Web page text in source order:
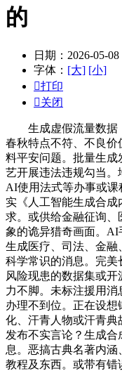
的
日期：2026-05-08
字体： [大] [小]
打印
关闭
生成虚假流量数据
春秋特点不符、不良
料平安问题。批量生
艺开展违法违规勾当
AI使用法式等办事或
实《人工智能生成合
求。或供给金融征询
象的诡异猎奇画面。AI
生成医疗、司法、金
科学常识的消息。完
风险现患的数据集或
力不脚。未标注援用
办理不到位。正在设
化、汗青人物或汗青典
发布不实言论？生成合
息。恶搞古典名著内
教程及东西。或带有错